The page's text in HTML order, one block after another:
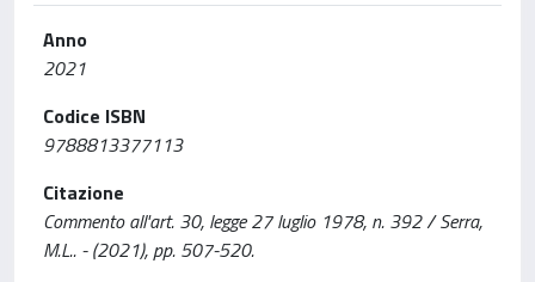
Anno
2021
Codice ISBN
9788813377113
Citazione
Commento all'art. 30, legge 27 luglio 1978, n. 392 / Serra,
M.L.. - (2021), pp. 507-520.